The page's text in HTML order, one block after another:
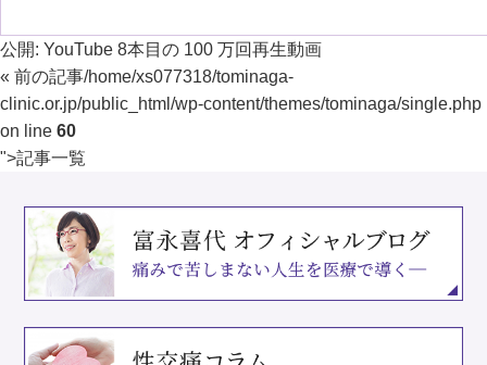
公開: YouTube 8本目の 100 万回再生動画
« 前の記事/home/xs077318/tominaga-
clinic.or.jp/public_html/wp-content/themes/tominaga/single.php
on line 60
">記事一覧